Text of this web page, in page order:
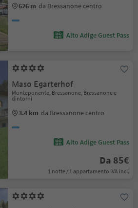
626 m da Bressanone centro
Alto Adige Guest Pass
Maso Egarterhof
Monteponente, Bressanone, Bressanone e
dintorni
3.4 km da Bressanone centro
Alto Adige Guest Pass
Da 85€
1 notte / 1 appartamento IVA incl.